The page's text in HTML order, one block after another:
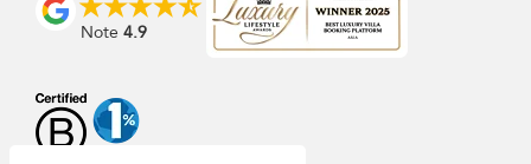
Note 4.9